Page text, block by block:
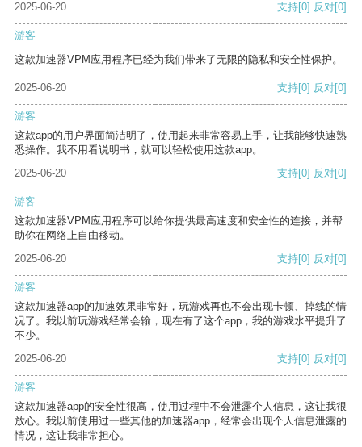
2025-06-20
支持[0] 反对[0]
游客
这款加速器VPM应用程序已经为我们带来了无限的隐私和安全性保护。
2025-06-20 支持[0] 反对[0]
游客
这款app的用户界面简洁明了，使用起来非常容易上手，让我能够快速熟
悉操作。我不用看说明书，就可以轻松使用这款app。
2025-06-20
支持[0] 反对[0]
游客
这款加速器VPM应用程序可以给你提供最高速度和安全性的连接，并帮
助你在网络上自由移动。
2025-06-20
支持[0] 反对[0]
游客
这款加速器app的加速效果非常好，玩游戏再也不会出现卡顿、掉线的情
况了。我以前玩游戏经常会输，现在有了这个app，我的游戏水平提升了
不少。
2025-06-20
支持[0] 反对[0]
游客
这款加速器app的安全性很高，使用过程中不会泄露个人信息，这让我很
放心。我以前使用过一些其他的加速器app，经常会出现个人信息泄露的
情况，这让我非常担心。